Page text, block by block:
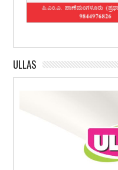
ULLAS